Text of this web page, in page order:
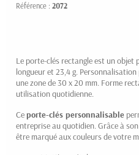
Référence : 2072
Le porte-clés rectangle est un objet
longueur et 23,4 g.
une zone de 30 x 20 mm. Forme
utilisation quotidienne.
Ceporte-clés personnalisable
entreprise au quotidien. Grâce à
être marqué aux couleurs de votre